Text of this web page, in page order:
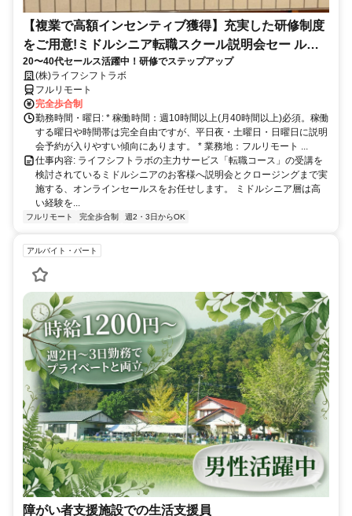
【複業で高額インセンティブ獲得】充実した研修制度
をご用意!ミドルシニア転職スクール説明会セー ルス
担当
20〜40代セールス活躍中！研修でステップアップ
(株)ライフシフトラボ
フルリモート
完全歩合制
勤務時間・曜日: * 稼働時間：週10時間以上(月40時間以上)必須。稼働
する曜日や時間帯は完全自由ですが、平日夜・土曜日・日曜日に説明
会予約が入りやすい傾向にあります。 * 業務地：フルリモート ...
仕事内容: ライフシフトラボの主力サービス「転職コース」の受講を
検討されているミドルシニアのお客様へ説明会とクロージングまで実
施する、オンラインセールスをお任せします。 ミドルシニア層は高
い経験を...
フルリモート 完全歩合制 週2・3日からOK
アルバイト・パート
障がい者支援施設での生活支援員